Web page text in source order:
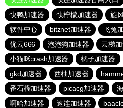
快鸭加速器
快柠檬加速器 旋
软件中心
bitznet加速器 飞兔
优云666
泡泡狗加速器 云梯
小猫咪crash加速器
橘子加速器
gkd加速器
西柚加速器
番石榴加速器
picacg加速器
啊哈加速器
速连加速器